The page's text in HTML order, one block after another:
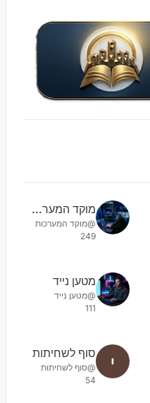
מוקד המערכות
@מוקד המערכות
249
מטען נייד
@מטען נייד
111
סוף לשחיתות
@סוף לשחיתות
54